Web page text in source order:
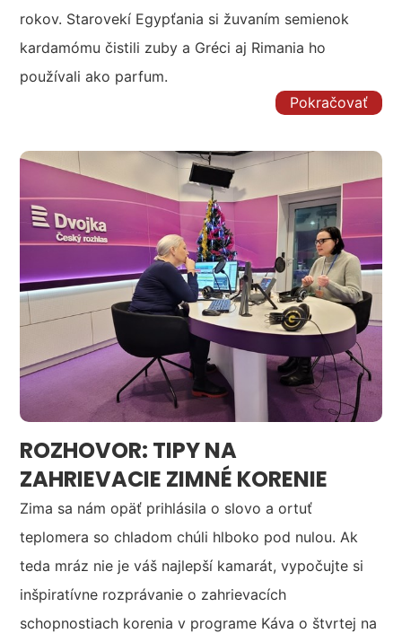
rokov. Starovekí Egypťania si žuvaním semienok
kardamómu čistili zuby a Gréci aj Rimania ho
používali ako parfum.
Pokračovať
ROZHOVOR: TIPY NA
ZAHRIEVACIE ZIMNÉ KORENIE
Zima sa nám opäť prihlásila o slovo a ortuť
teplomera so chladom chúli hlboko pod nulou. Ak
teda mráz nie je váš najlepší kamarát, vypočujte si
inšpiratívne rozprávanie o zahrievacích
schopnostiach korenia v programe Káva o štvrtej na